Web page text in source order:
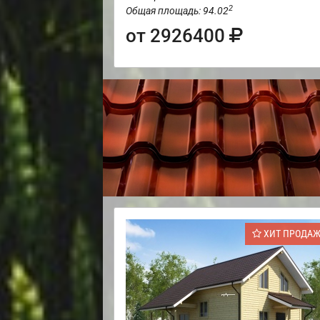
Общая площадь: 94.022
от 2926400
ХИТ ПРОДАЖ